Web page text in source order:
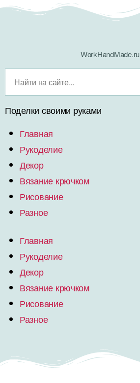
WorkHandMade.ru
Поделки своими руками
Главная
Рукоделие
Декор
Вязание крючком
Рисование
Разное
Главная
Рукоделие
Декор
Вязание крючком
Рисование
Разное